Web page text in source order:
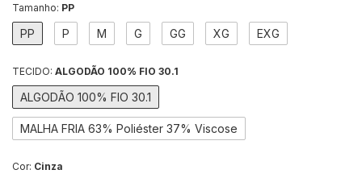
Tamanho: PP
PP P M G GG XG EXG
TECIDO: ALGODÃO 100% FIO 30.1
ALGODÃO 100% FIO 30.1
MALHA FRIA 63% Poliéster 37% Viscose
Cor: Cinza